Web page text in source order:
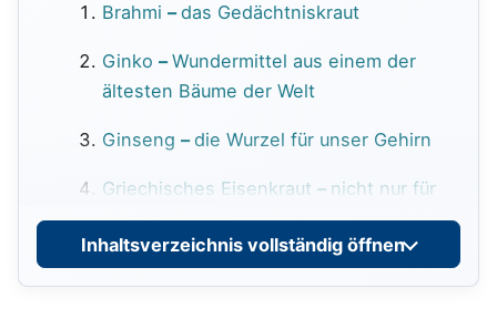
Brahmi–das Gedächtniskraut
Ginko–Wundermittel aus einem der
ältesten Bäume der Welt
Ginseng–die Wurzel für unser Gehirn
Griechisches Eisenkraut– nicht nur für
Bauern und Hirten
Guaraná–die Koffein-Liane
Inhaltsverzeichnis vollständig öffnen